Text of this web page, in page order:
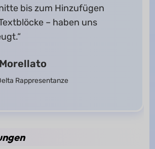
bis zum Hinzufügen
– haben uns
Rappresentanze